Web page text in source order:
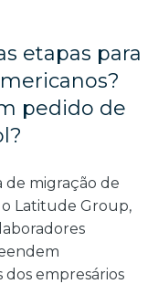
etapas para
pedido de
de migração de
Latitude Group,
dos empresários